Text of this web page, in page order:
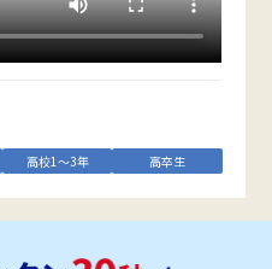
高校1～3年 高卒生